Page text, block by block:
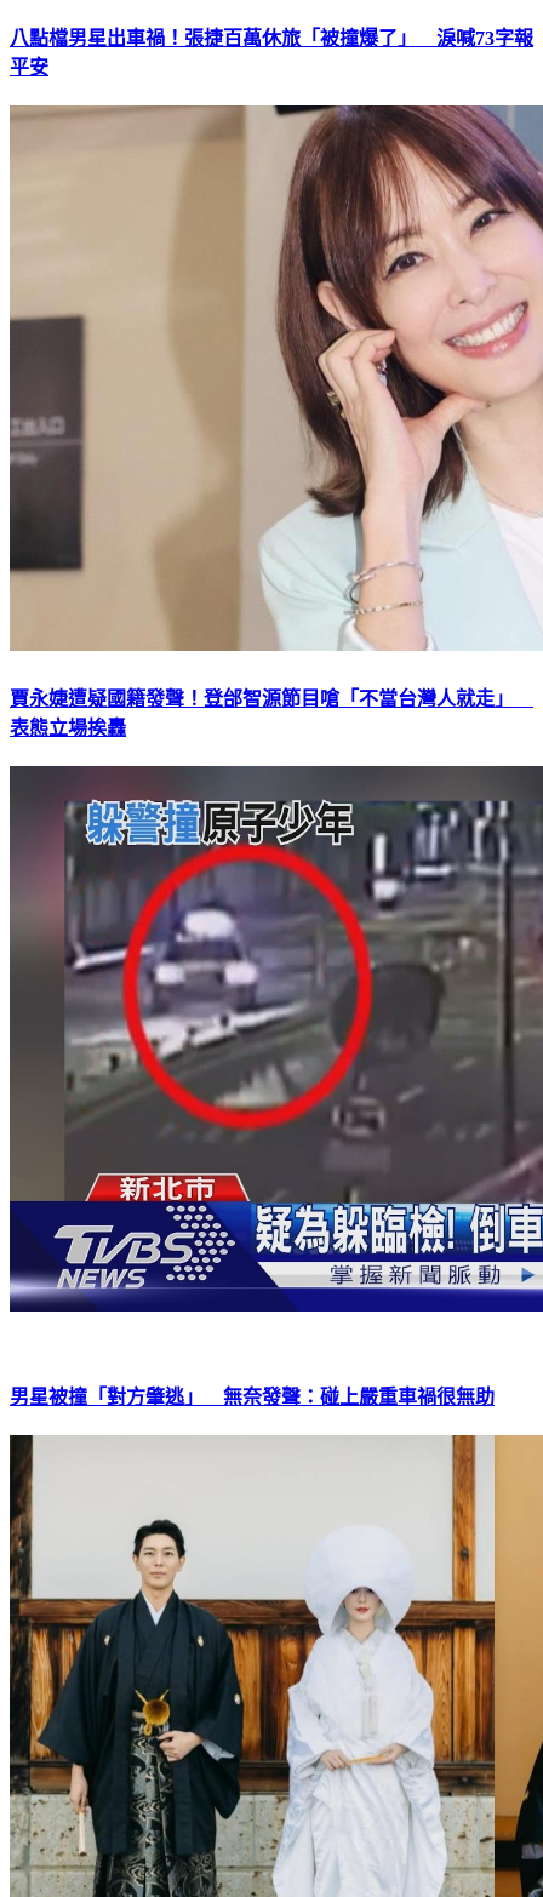
八點檔男星出車禍！張捷百萬休旅「被撞爆了」 淚喊73字報
平安
賈永婕遭疑國籍發聲！登邰智源節目嗆「不當台灣人就走」
表態立場挨轟
男星被撞「對方肇逃」 無奈發聲：碰上嚴重車禍很無助